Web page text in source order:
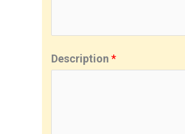
Description*